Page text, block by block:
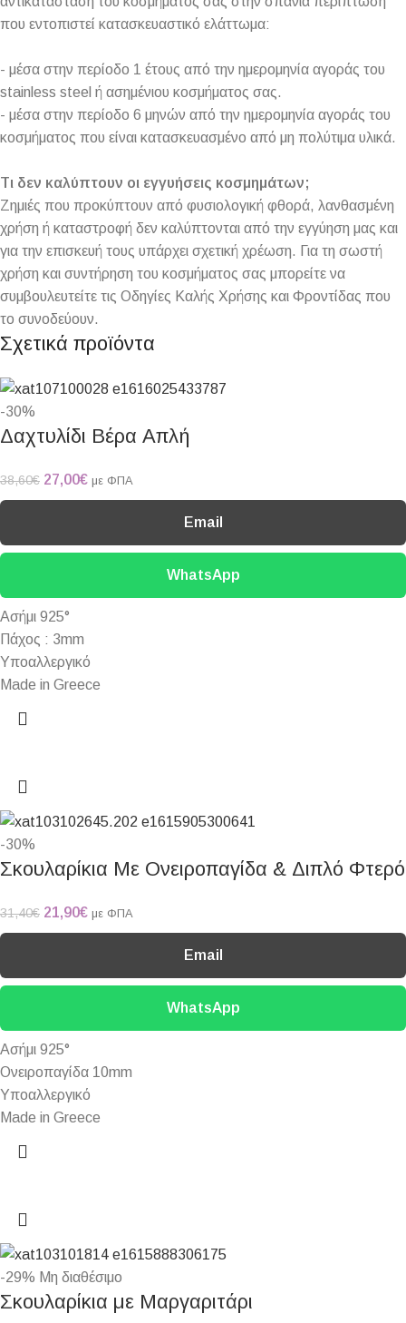
που εντοπιστεί κατασκευαστικό ελάττωμα:
- μέσα στην περίοδο 1 έτους από την ημερομηνία αγοράς του
stainless steel ή ασημένιου κοσμήματος σας.
- μέσα στην περίοδο 6 μηνών από την ημερομηνία αγοράς του
κοσμήματος που είναι κατασκευασμένο από μη πολύτιμα υλικά.
Τι δεν καλύπτουν οι εγγυήσεις κοσμημάτων;
Ζημιές που προκύπτουν από φυσιολογική φθορά, λανθασμένη
χρήση ή καταστροφή δεν καλύπτονται από την εγγύηση μας και
για την επισκευή τους υπάρχει σχετική χρέωση. Για τη σωστή
χρήση και συντήρηση του κοσμήματος σας μπορείτε να
συμβουλευτείτε τις Οδηγίες Καλής Χρήσης και Φροντίδας που
το συνοδεύουν.
Σχετικά προϊόντα
-30%
Δαχτυλίδι Βέρα Απλή
38,60€ 27,00€ με ΦΠΑ
Email
WhatsApp
Ασήμι 925°
Πάχος : 3mm
Υποαλλεργικό
Made in Greece
-30%
Σκουλαρίκια Με Ονειροπαγίδα & Διπλό Φτερό
31,40€ 21,90€ με ΦΠΑ
Email
WhatsApp
Ασήμι 925°
Ονειροπαγίδα 10mm
Υποαλλεργικό
Made in Greece
-29% Μη διαθέσιμο
Σκουλαρίκια με Μαργαριτάρι